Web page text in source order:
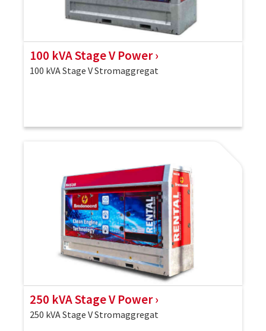
100 kVA Stage V Power
100 kVA Stage V Stromaggregat
250 kVA Stage V Power
250 kVA Stage V Stromaggregat